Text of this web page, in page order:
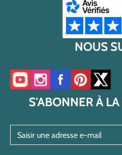
NOUS
Accéder à notre chaîne
Accéder à notre compte
Accéder à notre
Accéder à
S'ABONNER À